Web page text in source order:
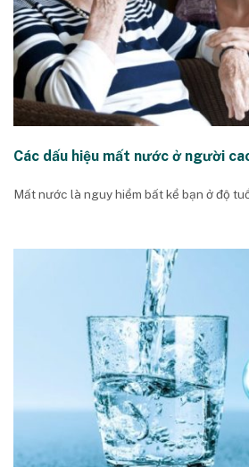
Các dấu hiệu mất nước ở người
Mất nước là nguy hiểm bất kể bạn ở độ